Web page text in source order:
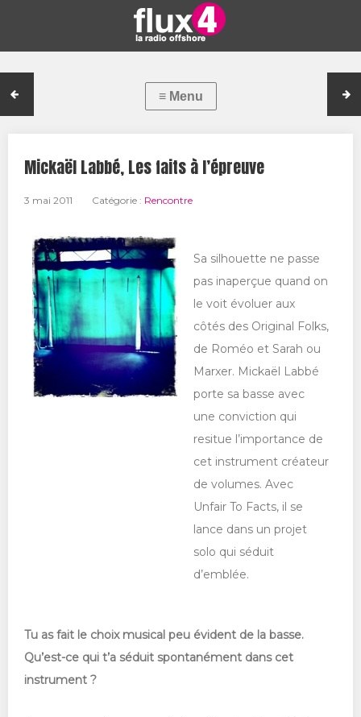
Mickaël Labbé, Les faits à l’épreuve
3 mai 2011 Catégorie : Rencontre
Sa silhouette ne passe
pas inaperçue quand on
le voit évoluer aux
côtés des Original Folks,
de Roméo et Sarah ou
Marxer. Mickaël Labbé
porte sa basse avec
une conviction qui
resitue l’importance de
cet instrument créateur
de volumes. Avec
Unfair To Facts, il se
lance dans un projet
solo qui séduit
d’emblée.
Tu as fait le choix musical peu évident de la basse.
Qu’est-ce qui t’a séduit spontanément dans cet
instrument ?